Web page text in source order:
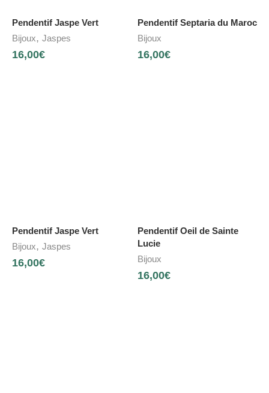
Pendentif Jaspe Vert
Bijoux, Jaspes
16,00€
Pendentif Septaria du Maroc
Bijoux
16,00€
Pendentif Jaspe Vert
Bijoux, Jaspes
16,00€
Pendentif Oeil de Sainte
Lucie
Bijoux
16,00€